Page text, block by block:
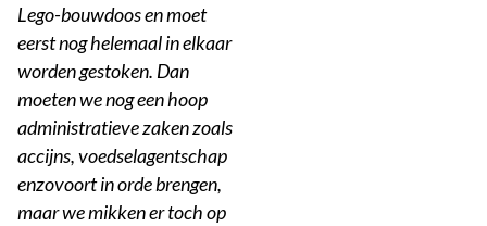
Lego-bouwdoos en moet
eerst nog helemaal in elkaar
worden gestoken. Dan
moeten we nog een hoop
administratieve zaken zoals
accijns, voedselagentschap
enzovoort in orde brengen,
maar we mikken er toch op